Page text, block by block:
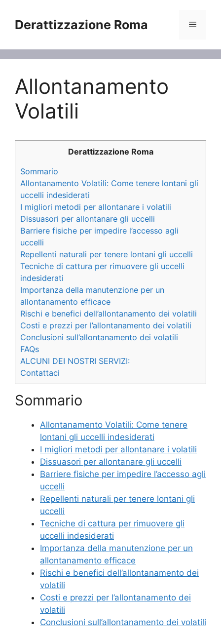
contenuto
Derattizzazione Roma Menu
Allontanamento
Volatili
Derattizzazione Roma
Sommario
Allontanamento Volatili: Come tenere lontani gli
uccelli indesiderati
I migliori metodi per allontanare i volatili
Dissuasori per allontanare gli uccelli
Barriere fisiche per impedire l’accesso agli
uccelli
Repellenti naturali per tenere lontani gli uccelli
Tecniche di cattura per rimuovere gli uccelli
indesiderati
Importanza della manutenzione per un
allontanamento efficace
Rischi e benefici dell’allontanamento dei volatili
Costi e prezzi per l’allontanamento dei volatili
Conclusioni sull’allontanamento dei volatili
FAQs
ALCUNI DEI NOSTRI SERVIZI:
Contattaci
Sommario
Allontanamento Volatili: Come tenere
lontani gli uccelli indesiderati
I migliori metodi per allontanare i volatili
Dissuasori per allontanare gli uccelli
Barriere fisiche per impedire l’accesso agli
uccelli
Repellenti naturali per tenere lontani gli
uccelli
Tecniche di cattura per rimuovere gli
uccelli indesiderati
Importanza della manutenzione per un
allontanamento efficace
Rischi e benefici dell’allontanamento dei
volatili
Costi e prezzi per l’allontanamento dei
volatili
Conclusioni sull’allontanamento dei volatili